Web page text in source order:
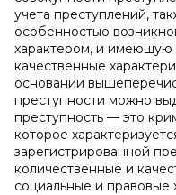
учета преступлений,
особенностью
характером, и имеющую
качественные
основании
преступности можно
преступность — это
которое
зарегистрированной
количественные и
социальные и правовые